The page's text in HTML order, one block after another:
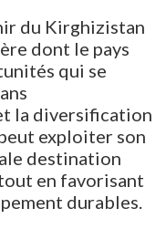
du Kirghizistan
dont le pays
qui se
la diversification
exploiter son
destination
en favorisant
durables.